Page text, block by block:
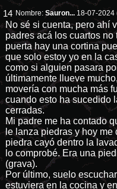
14 Nombre:Sauron... 18-07-2024
No sé si cuenta, pero ahí
padres acá los cuartos
puerta hay una cortina
que solo estoy yo en la
como si alguien pasara
últimamente llueve
movería con mucha más
cuando esto ha sucedido
cerradas.
Mi padre me ha contado
le lanza piedras y hoy me
piedra cayó dentro la
lo comprobé. Era una
(grava).
Por último, suelo
estuviera en la cocina y